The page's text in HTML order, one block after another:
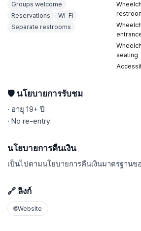
Groups welcome
Reservations
Wi-Fi
Separate restrooms
seating
🛡️ นโยบายการรับชม
· อายุ 19+ ปี
· No re-entry
นโยบายการคืนเงิน
เป็นไปตามนโยบายการคืนเงินมาตรฐานข
🔗 ลิงก์
🌐Website